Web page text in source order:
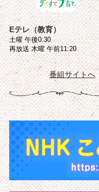
Eテレ（教育）
土曜 午後0:30
再放送 木曜 午前11:20
番組サイトへ